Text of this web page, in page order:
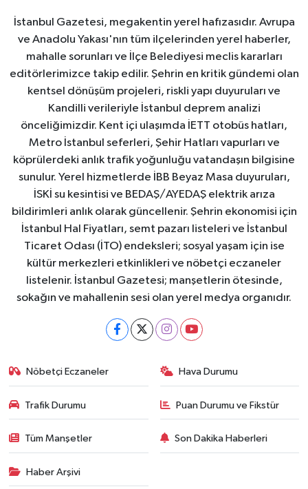
İstanbul Gazetesi, megakentin yerel hafızasıdır. Avrupa
ve Anadolu Yakası'nın tüm ilçelerinden yerel haberler,
mahalle sorunları ve İlçe Belediyesi meclis kararları
editörlerimizce takip edilir. Şehrin en kritik gündemi olan
kentsel dönüşüm projeleri, riskli yapı duyuruları ve
Kandilli verileriyle İstanbul deprem analizi
önceliğimizdir. Kent içi ulaşımda İETT otobüs hatları,
Metro İstanbul seferleri, Şehir Hatları vapurları ve
köprülerdeki anlık trafik yoğunluğu vatandaşın bilgisine
sunulur. Yerel hizmetlerde İBB Beyaz Masa duyuruları,
İSKİ su kesintisi ve BEDAŞ/AYEDAŞ elektrik arıza
bildirimleri anlık olarak güncellenir. Şehrin ekonomisi için
İstanbul Hal Fiyatları, semt pazarı listeleri ve İstanbul
Ticaret Odası (İTO) endeksleri; sosyal yaşam için ise
kültür merkezleri etkinlikleri ve nöbetçi eczaneler
listelenir. İstanbul Gazetesi; manşetlerin ötesinde,
sokağın ve mahallenin sesi olan yerel medya organıdır.
Nöbetçi Eczaneler Hava Durumu
Trafik Durumu Puan Durumu ve Fikstür
Tüm Manşetler Son Dakika Haberleri
Haber Arşivi